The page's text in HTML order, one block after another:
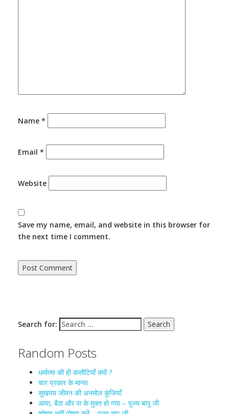
Name *
Email *
Website
Save my name, email, and website in this browser for
the next time I comment.
Search for:
Random Posts
धर्मात्मा की ही कसौटियाँ क्यों ?
चार प्रकार के मानव
सुखमय जीवन की अनमोल कुंजियाँ
आया, बैठा और पा के मुक्त हो गया – पूज्य बापू जी